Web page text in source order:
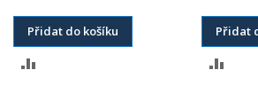
Přidat do košíku Přidat